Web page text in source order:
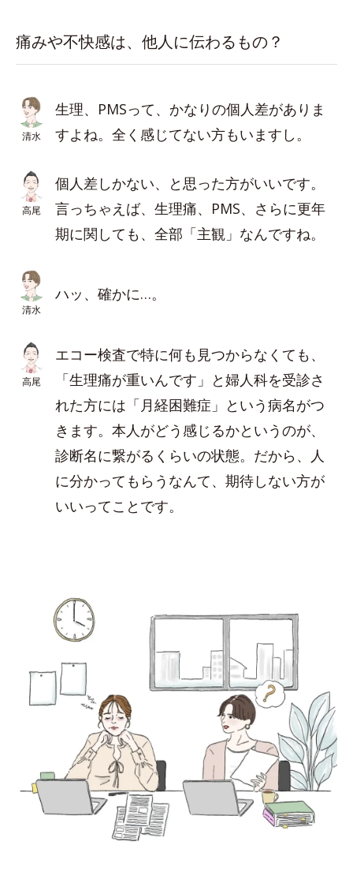
痛みや不快感は、他人に伝わるもの？
清水
生理、PMSって、かなりの個人差がありま
すよね。全く感じてない方もいますし。
高尾
個人差しかない、と思った方がいいです。
言っちゃえば、生理痛、PMS、さらに更年
期に関しても、全部「主観」なんですね。
清水
ハッ、確かに…。
高尾
エコー検査で特に何も見つからなくても、
「生理痛が重いんです」と婦人科を受診さ
れた方には「月経困難症」という病名がつ
きます。本人がどう感じるかというのが、
診断名に繋がるくらいの状態。だから、人
に分かってもらうなんて、期待しない方が
いいってことです。